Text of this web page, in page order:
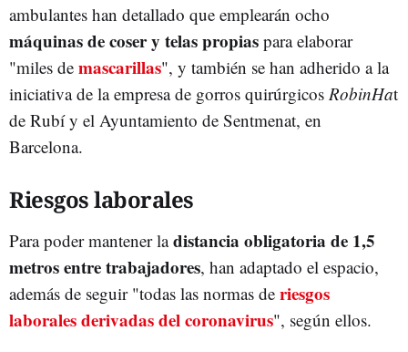
ambulantes han detallado que emplearán ocho
máquinas de coser y telas propias para elaborar
"miles de mascarillas", y también se han adherido a la
iniciativa de la empresa de gorros quirúrgicos RobinHat
de Rubí y el Ayuntamiento de Sentmenat, en
Barcelona.
Riesgos laborales
Para poder mantener ladistancia obligatoria de 1,5
metros entre trabajadores, han adaptado el espacio,
además de seguir "todas las normas de riesgos
laborales derivadas del coronavirus", según ellos.